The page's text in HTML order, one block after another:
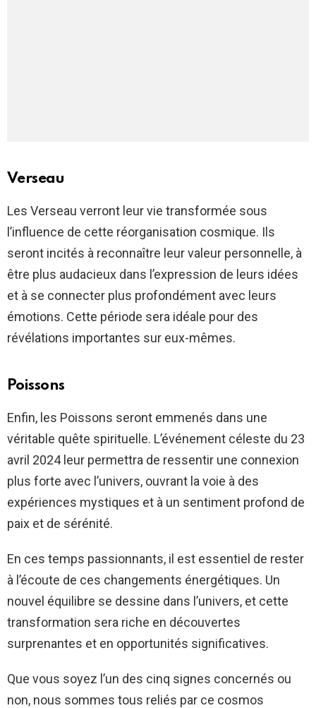
Verseau
Les Verseau verront leur vie transformée sous
l’influence de cette réorganisation cosmique. Ils
seront incités à reconnaître leur valeur personnelle, à
être plus audacieux dans l’expression de leurs idées
et à se connecter plus profondément avec leurs
émotions. Cette période sera idéale pour des
révélations importantes sur eux-mêmes.
Poissons
Enfin, les Poissons seront emmenés dans une
véritable quête spirituelle. L’événement céleste du 23
avril 2024 leur permettra de ressentir une connexion
plus forte avec l’univers, ouvrant la voie à des
expériences mystiques et à un sentiment profond de
paix et de sérénité.
En ces temps passionnants, il est essentiel de rester
à l’écoute de ces changements énergétiques. Un
nouvel équilibre se dessine dans l’univers, et cette
transformation sera riche en découvertes
surprenantes et en opportunités significatives.
Que vous soyez l’un des cinq signes concernés ou
non, nous sommes tous reliés par ce cosmos